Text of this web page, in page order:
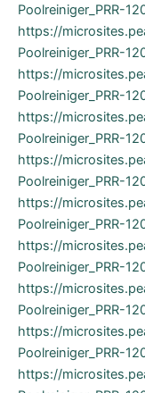
Poolreiniger_PRR-
https://
Poolreiniger_PRR-
https://
Poolreiniger_PRR-
https://
Poolreiniger_PRR-
https://
Poolreiniger_PRR-
https://
Poolreiniger_PRR-
https://
Poolreiniger_PRR-
https://
Poolreiniger_PRR-
https://
Poolreiniger_PRR-
https://